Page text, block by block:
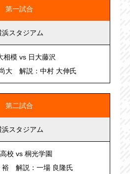
第一試合
浜スタジアム
相模 vs 日大藤沢
大 解説：中村 大伸氏
第二試合
浜スタジアム
校 vs 桐光学園
裕 解説：一場 良隆氏